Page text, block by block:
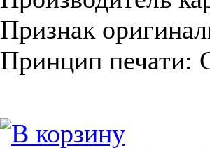
Признак
Принцип печати: